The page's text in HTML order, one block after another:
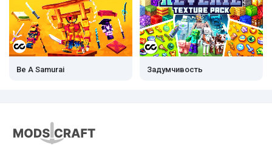
Be A Samurai Задумчивость